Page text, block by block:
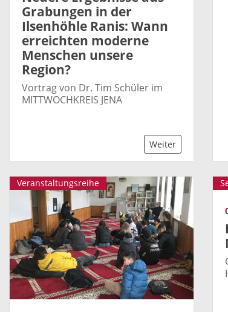
Grabungen in der
Ilsenhöhle Ranis: Wann
erreichten moderne
Menschen unsere
Region?
Vortrag von Dr. Tim Schüler im
MITTWOCHKREIS JENA
Weiter
Veranstaltungsreihe